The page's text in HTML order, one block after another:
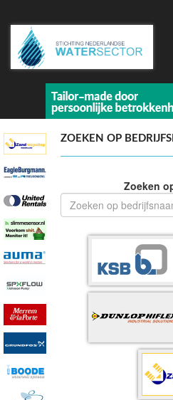
ZOEKEN OP
Zoeken